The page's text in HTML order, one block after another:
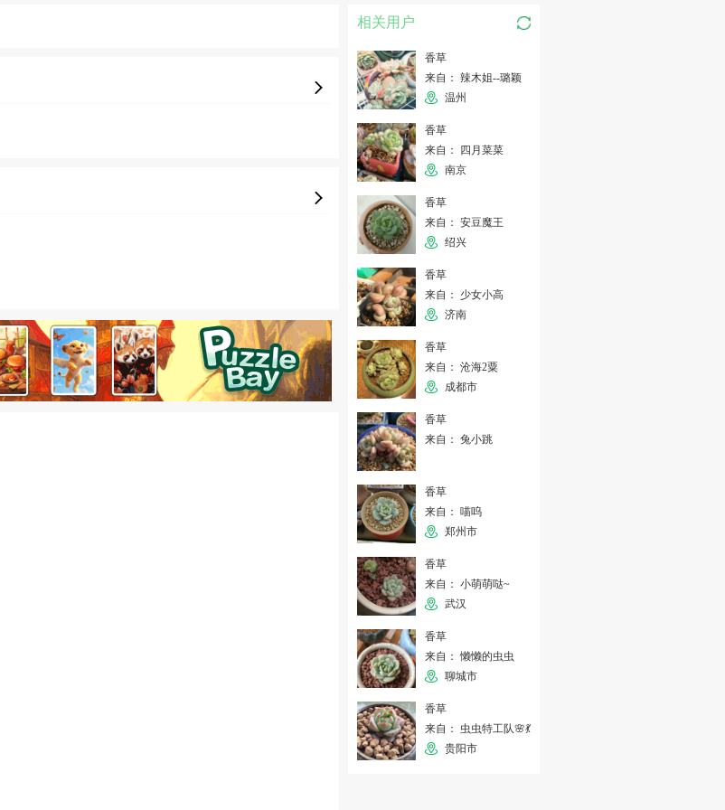
相关用户
香草
来自： 辣木姐--璐颖
温州
香草
来自： 四月菜菜
南京
香草
来自： 安豆魔王
绍兴
香草
来自： 少女小高
济南
香草
来自： 沧海2粟
成都市
香草
来自： 兔小跳
香草
来自： 喵呜
郑州市
香草
来自： 小萌萌哒~
武汉
香草
来自： 懒懒的虫虫
聊城市
香草
来自： 虫虫特工队🌸💃
贵阳市